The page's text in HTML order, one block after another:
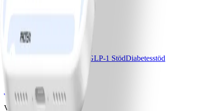
Våra program
GLP-1 StödDiabetesstöd
Priser & Erbjudanden
Jämför program & priser
Vårt företag